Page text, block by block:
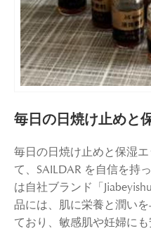
毎日の日焼け止めと
毎日の日焼け止めと保湿
て、SAILDAR を自信を持
は自社ブランド「
品には、肌に栄養と潤い
ており、敏感肌や妊婦に